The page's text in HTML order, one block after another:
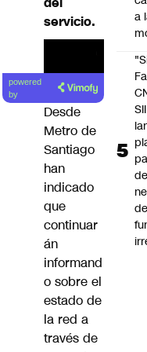
servicio.
Lea el
artículo
powered
by
Desde
Metro de
Santiago
han
indicado
que
continuar
án
informand
o sobre el
estado de
la red a
través de
a
SII
de